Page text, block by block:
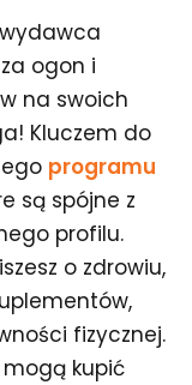
ogon i
na swoich
Kluczem do
programu
są spójne z
profilu.
o zdrowiu,
fizycznej.
kupić